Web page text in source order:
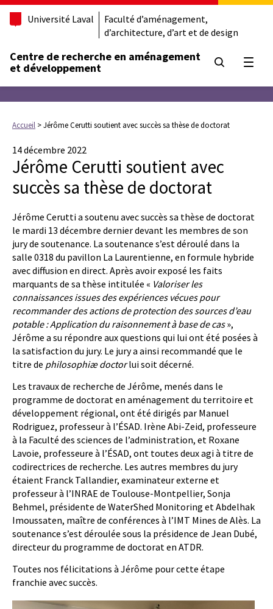
Université Laval
Faculté d’aménagement,
d’architecture, d’art et de design
Centre de recherche en aménagement
et développement
Accueil >Jérôme Cerutti soutient avec succès sa thèse de doctorat
14 décembre 2022
Jérôme Cerutti soutient avec
succès sa thèse de doctorat
Jérôme Cerutti a soutenu avec succès sa thèse de doctorat
le mardi 13 décembre dernier devant les membres de son
jury de soutenance. La soutenance s’est déroulé dans la
salle 0318 du pavillon La Laurentienne, en formule hybride
avec diffusion en direct. Après avoir exposé les faits
marquants de sa thèse intitulée « Valoriser les
connaissances issues des expériences vécues pour
recommander des actions de protection des sources d’eau
potable : Application du raisonnement à base de cas»,
Jérôme a su répondre aux questions qui lui ont été posées à
la satisfaction du jury. Le jury a ainsi recommandé que le
titre de philosophiædoctorlui soit décerné.
Les travaux de recherche de Jérôme, menés dans le
programme de doctorat en aménagement du territoire et
développement régional, ont été dirigés par Manuel
Rodriguez, professeur à l’ÉSAD. Irène Abi-Zeid, professeure
à la Faculté des sciences de l’administration, et Roxane
Lavoie, professeure à l’ÉSAD, ont toutes deux agi à titre de
codirectrices de recherche. Les autres membres du jury
étaient Franck Tallandier, examinateur externe et
professeur à l’INRAE de Toulouse-Montpellier, Sonja
Behmel, présidente de WaterShed Monitoring et Abdelhak
Imoussaten, maître de conférences à l’IMT Mines de Alès. La
soutenance s’est déroulée sous la présidence de Jean Dubé,
directeur du programme de doctorat en ATDR.
Toutes nos félicitations à Jérôme pour cette étape
franchie avec succès.